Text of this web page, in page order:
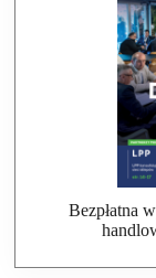
Bezpłatna